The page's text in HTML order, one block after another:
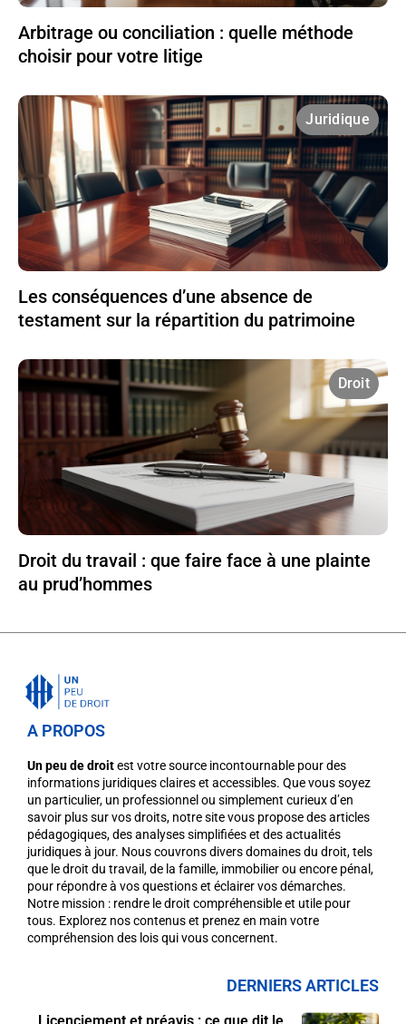
Arbitrage ou conciliation : quelle méthode
choisir pour votre litige
Juridique
Les conséquences d’une absence de
testament sur la répartition du patrimoine
Droit
Droit du travail : que faire face à une plainte
au prud’hommes
A PROPOS
Un peu de droitest votre source incontournable pour des
informations juridiques claires et accessibles. Que vous soyez
un particulier, un professionnel ou simplement curieux d’en
savoir plus sur vos droits, notre site vous propose des articles
pédagogiques, des analyses simplifiées et des actualités
juridiques à jour. Nous couvrons divers domaines du droit, tels
que le droit du travail, de la famille, immobilier ou encore pénal,
pour répondre à vos questions et éclairer vos démarches.
Notre mission : rendre le droit compréhensible et utile pour
tous. Explorez nos contenus et prenez en main votre
compréhension des lois qui vous concernent.
DERNIERS ARTICLES